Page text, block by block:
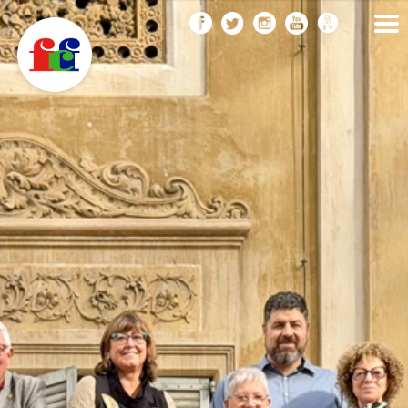
Vés
al
contingut
FEDERACIÓ CATALANA
DE FOTOGRAFIA
F
C
F